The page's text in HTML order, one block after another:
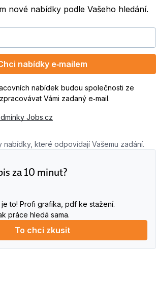
nové nabídky podle Vašeho hledání.
nabídky e‑mailem
nabídek budou společnosti ze
Vámi zadaný e‑mail.
Jobs.cz
nabídky, které odpovídají Vašemu zadání.
za 10 minut?
je to! Profi grafika, pdf ke stažení.
práce hledá sama.
To chci zkusit